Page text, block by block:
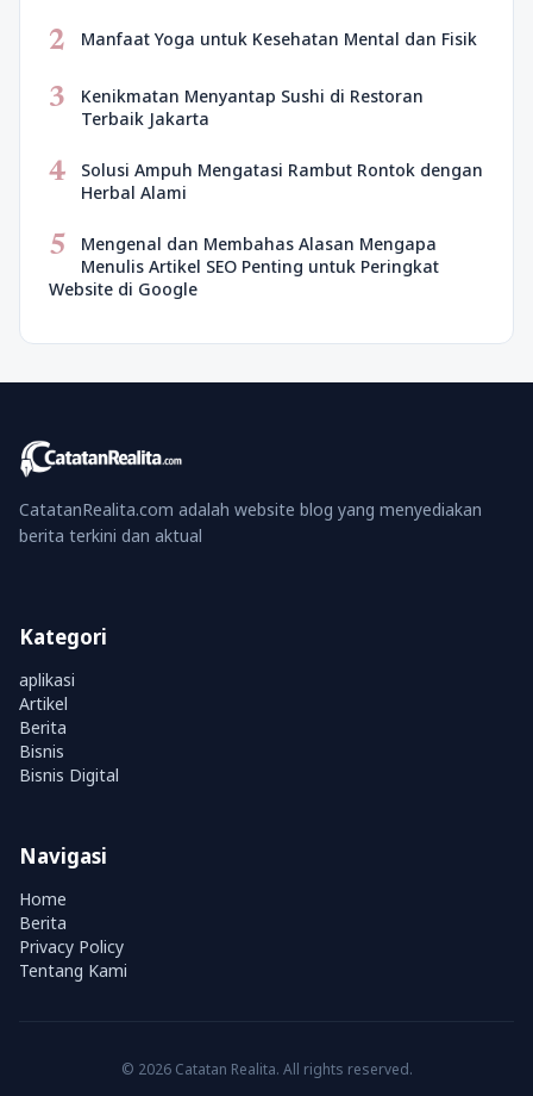
2 Manfaat Yoga untuk Kesehatan Mental dan Fisik
3
Kenikmatan Menyantap Sushi di Restoran
Terbaik Jakarta
4
Solusi Ampuh Mengatasi Rambut Rontok dengan
Herbal Alami
5
Mengenal dan Membahas Alasan Mengapa
Menulis Artikel SEO Penting untuk Peringkat
Website di Google
CatatanRealita.com adalah website blog yang menyediakan
berita terkini dan aktual
Kategori
aplikasi
Artikel
Berita
Bisnis
Bisnis Digital
Navigasi
Home
Berita
Privacy Policy
Tentang Kami
© 2026 Catatan Realita. All rights reserved.